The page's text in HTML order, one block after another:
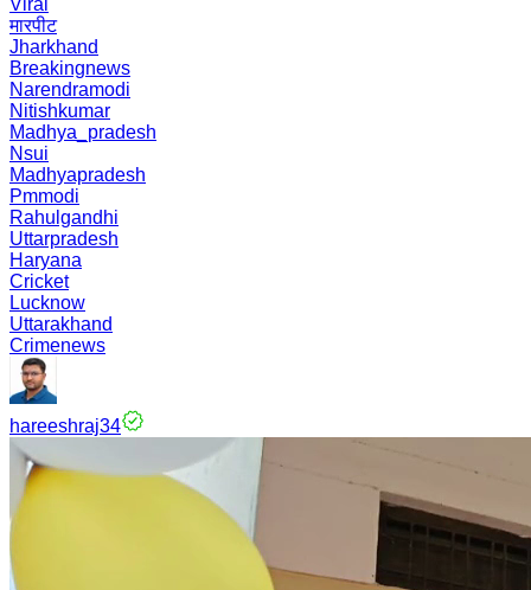
Viral
मारपीट
Jharkhand
Breakingnews
Narendramodi
Nitishkumar
Madhya_pradesh
Nsui
Madhyapradesh
Pmmodi
Rahulgandhi
Uttarpradesh
Haryana
Cricket
Lucknow
Uttarakhand
Crimenews
hareeshraj34